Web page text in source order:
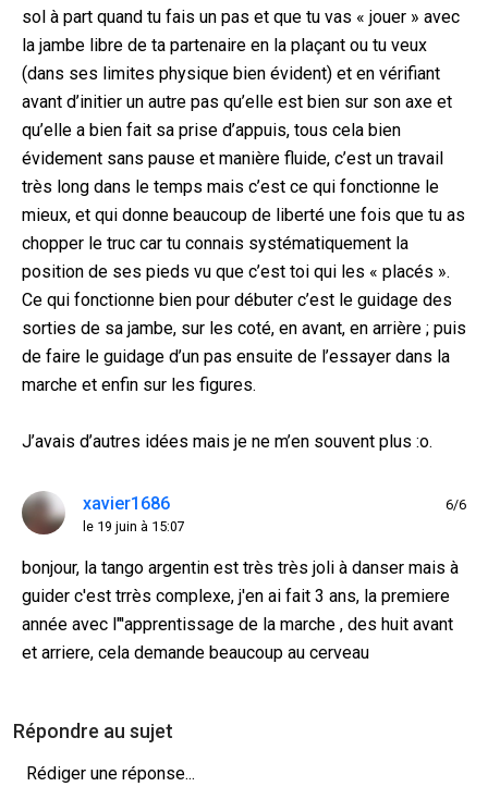
sol à part quand tu fais un pas et que tu vas « jouer » avec
la jambe libre de ta partenaire en la plaçant ou tu veux
(dans ses limites physique bien évident) et en vérifiant
avant d’initier un autre pas qu’elle est bien sur son axe et
qu’elle a bien fait sa prise d’appuis, tous cela bien
évidement sans pause et manière fluide, c’est un travail
très long dans le temps mais c’est ce qui fonctionne le
mieux, et qui donne beaucoup de liberté une fois que tu as
chopper le truc car tu connais systématiquement la
position de ses pieds vu que c’est toi qui les « placés ».
Ce qui fonctionne bien pour débuter c’est le guidage des
sorties de sa jambe, sur les coté, en avant, en arrière ; puis
de faire le guidage d’un pas ensuite de l’essayer dans la
marche et enfin sur les figures.
J’avais d’autres idées mais je ne m’en souvent plus :o.
xavier1686
le 19 juin à 15:07
6/6
bonjour, la tango argentin est très très joli à danser mais à
guider c'est trrès complexe, j'en ai fait 3 ans, la premiere
année avec l"'apprentissage de la marche , des huit avant
et arriere, cela demande beaucoup au cerveau
Répondre au sujet